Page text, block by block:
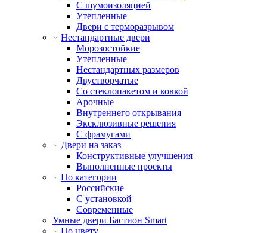
С шумоизоляцией
Утепленные
Двери с терморазрывом
Нестандартные двери
Морозостойкие
Утепленные
Нестандартных размеров
Двустворчатые
Со стеклопакетом и ковкой
Арочные
Внутреннего открывания
Эксклюзивные решения
С фрамугами
Двери на заказ
Конструктивные улучшения
Выполненные проекты
По категории
Российские
С установкой
Современные
Умные двери Бастион Smart
По цвету